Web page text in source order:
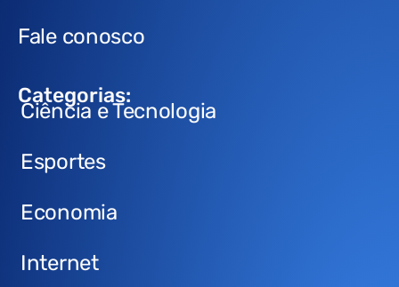
Fale conosco
Categorias:
Ciência e Tecnologia
Esportes
Economia
Internet